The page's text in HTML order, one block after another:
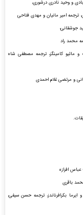
ترجمه امیر مانیان و مهدی فتاحی
جوشقانی،
محمد راد
مائیو کامینگز، ترجمه مصطفی شاه
و مرتضی غلام احمدی
افرازه
باقری
بکرافرناندز، ترجمه حسن سیفی،